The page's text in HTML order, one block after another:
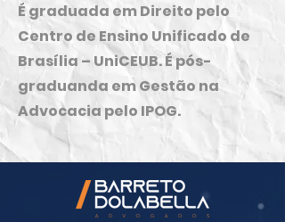
É graduada em Direito pelo
Centro de Ensino Unificado de
Brasília – UniCEUB. É pós-
graduanda em Gestão na
Advocacia pelo IPOG.